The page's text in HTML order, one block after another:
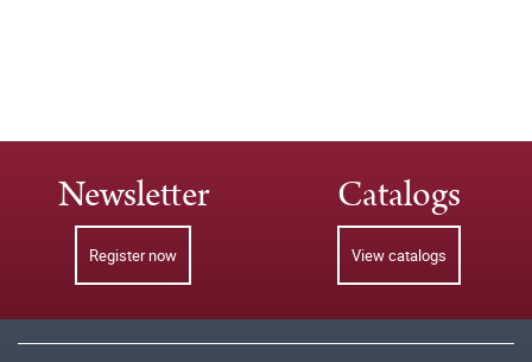
Newsletter
Register now
Catalogs
View catalogs